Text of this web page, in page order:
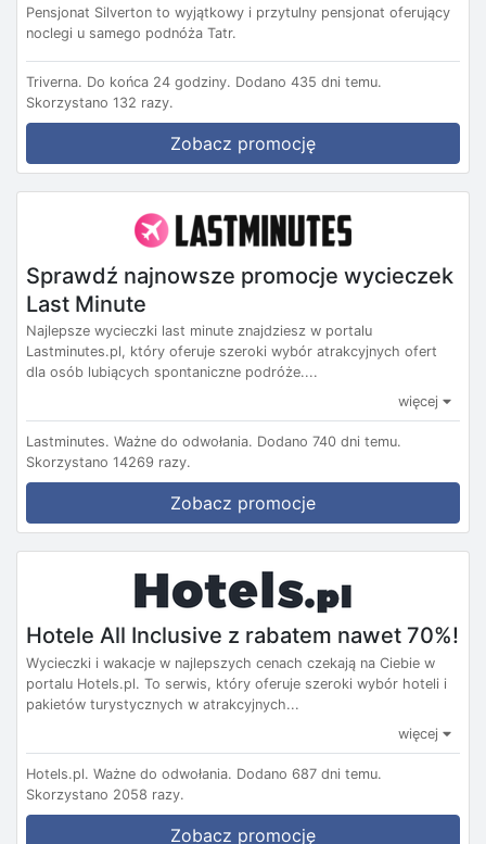
Pensjonat Silverton to wyjątkowy i przytulny pensjonat oferujący
noclegi u samego podnóża Tatr.
Triverna. Do końca 24 godziny. Dodano 435 dni temu.
Skorzystano 132 razy.
Zobacz promocję
Sprawdź najnowsze promocje wycieczek
Last Minute
Najlepsze wycieczki last minute znajdziesz w portalu
Lastminutes.pl, który oferuje szeroki wybór atrakcyjnych ofert
dla osób lubiących spontaniczne podróże....
więcej
Lastminutes. Ważne do odwołania. Dodano 740 dni temu.
Skorzystano 14269 razy.
Zobacz promocje
Hotele All Inclusive z rabatem nawet 70%!
Wycieczki i wakacje w najlepszych cenach czekają na Ciebie w
portalu Hotels.pl. To serwis, który oferuje szeroki wybór hoteli i
pakietów turystycznych w atrakcyjnych...
więcej
Hotels.pl. Ważne do odwołania. Dodano 687 dni temu.
Skorzystano 2058 razy.
Zobacz promocję